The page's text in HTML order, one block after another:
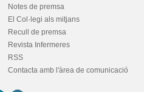
Notes de premsa
El Col·legi als mitjans
Recull de premsa
Revista Infermeres
RSS
Contacta amb l'àrea de comunicació